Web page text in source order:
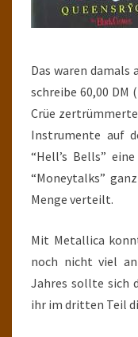
Das waren damals
schreibe 60,00 DM
Crüe
Instrumente auf
“Hell’s Bells”
“Moneytalks”
Menge verteilt.
Mit Metallica
noch nicht viel
Jahres sollte sich
ihr im dritten Teil